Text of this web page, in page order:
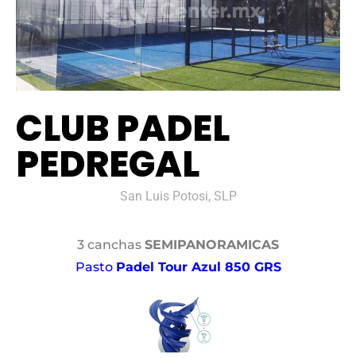
CLUB PADEL
PEDREGAL
San Luis Potosi, SLP
3 canchas SEMIPANORAMICAS
Pasto Padel Tour Azul 850 GRS